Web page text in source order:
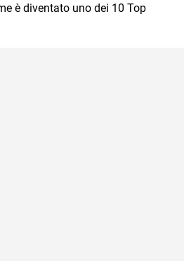
è diventato uno dei 10 Top